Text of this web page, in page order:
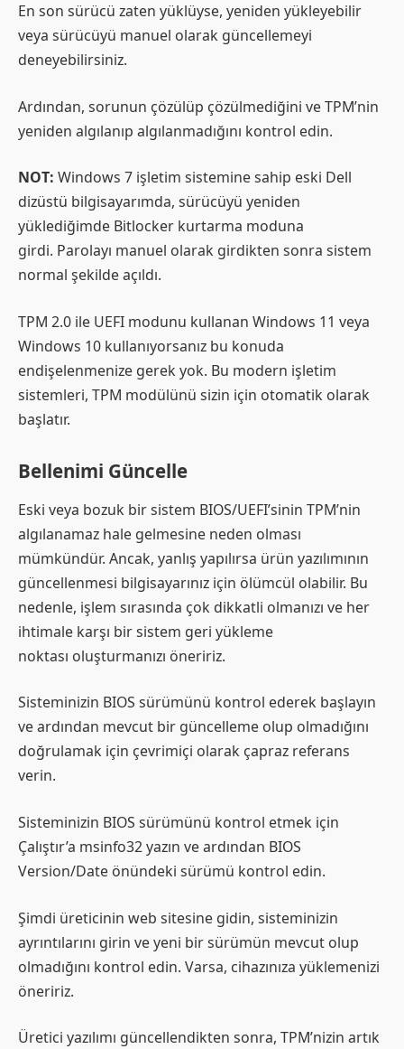
En son sürücü zaten yüklüyse, yeniden yükleyebilir
veya sürücüyü manuel olarak güncellemeyi
deneyebilirsiniz.
Ardından, sorunun çözülüp çözülmediğini ve TPM’nin
yeniden algılanıp algılanmadığını kontrol edin.
NOT: Windows 7 işletim sistemine sahip eski Dell
dizüstü bilgisayarımda, sürücüyü yeniden
yüklediğimde Bitlocker kurtarma moduna
girdi. Parolayı manuel olarak girdikten sonra sistem
normal şekilde açıldı.
TPM 2.0 ile UEFI modunu kullanan Windows 11 veya
Windows 10 kullanıyorsanız bu konuda
endişelenmenize gerek yok. Bu modern işletim
sistemleri, TPM modülünü sizin için otomatik olarak
başlatır.
Bellenimi Güncelle
Eski veya bozuk bir sistem BIOS/UEFI’sinin TPM’nin
algılanamaz hale gelmesine neden olması
mümkündür. Ancak, yanlış yapılırsa ürün yazılımının
güncellenmesi bilgisayarınız için ölümcül olabilir. Bu
nedenle, işlem sırasında çok dikkatli olmanızı ve her
ihtimale karşı bir sistem geri yükleme
noktası oluşturmanızı öneririz.
Sisteminizin BIOS sürümünü kontrol ederek başlayın
ve ardından mevcut bir güncelleme olup olmadığını
doğrulamak için çevrimiçi olarak çapraz referans
verin.
Sisteminizin BIOS sürümünü kontrol etmek için
Çalıştır’a msinfo32 yazın ve ardından BIOS
Version/Date önündeki sürümü kontrol edin.
Şimdi üreticinin web sitesine gidin, sisteminizin
ayrıntılarını girin ve yeni bir sürümün mevcut olup
olmadığını kontrol edin. Varsa, cihazınıza yüklemenizi
öneririz.
Üretici yazılımı güncellendikten sonra, TPM’nizin artık